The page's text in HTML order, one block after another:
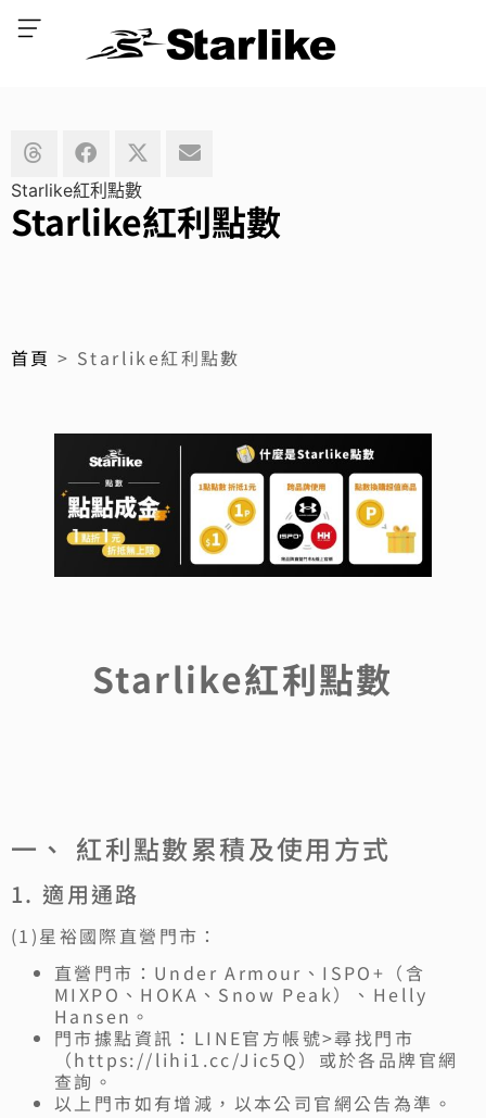
Starlike紅利點數
Starlike紅利點數
首頁 > Starlike紅利點數
Starlike紅利點數
一、 紅利點數累積及使用方式
1. 適用通路
(1)星裕國際直營門市：
直營門市：Under Armour、ISPO+（含
MIXPO、HOKA、Snow Peak）、Helly
Hansen。
門市據點資訊：LINE官方帳號>尋找門市
（https://lihi1.cc/Jic5Q）或於各品牌官網
查詢。
以上門市如有增減，以本公司官網公告為準。